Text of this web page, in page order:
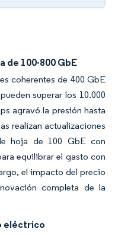
de 100-800 GbE
coherentes de 400 GbE
superar los 10.000
agravó la presión hasta
realizan actualizaciones
hoja de 100 GbE con
equilibrar el gasto con
el impacto del precio
completa de la
eléctrico